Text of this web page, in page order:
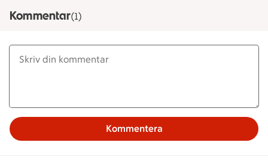
Kommentar(1)
Kommentera